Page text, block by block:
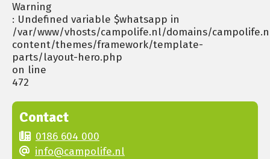
Warning
: Undefined variable $whatsapp in
/var/www/vhosts/campolife.nl/domains/
content/themes/framework/template-
parts/layout-hero.php
on line
472
Contact
0186 604 000
info@campolife.nl